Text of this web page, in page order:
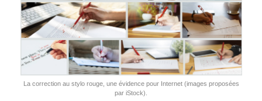
La cor­rec­tion au sty­lo rouge, une évi­dence pour Inter­net (images pro­po­sées
par iStock).